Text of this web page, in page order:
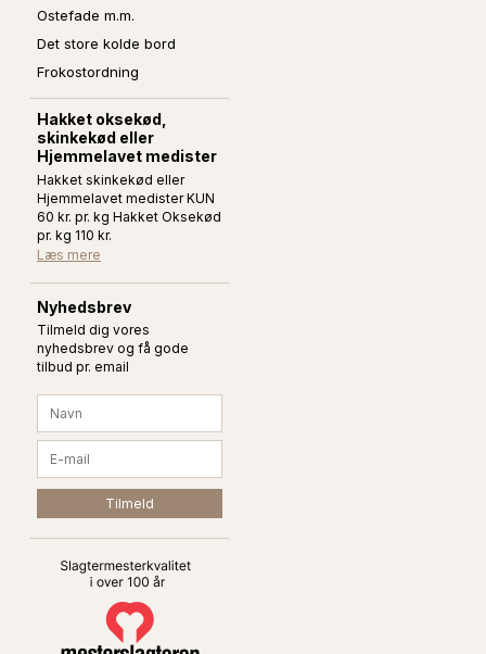
Ostefade m.m.
Det store kolde bord
Frokostordning
Hakket oksekød,
skinkekød eller
Hjemmelavet medister
Hakket skinkekød eller
Hjemmelavet medister KUN
60 kr. pr. kg Hakket Oksekød
pr. kg 110 kr.
Læs mere
Nyhedsbrev
Tilmeld dig vores
nyhedsbrev og få gode
tilbud pr. email